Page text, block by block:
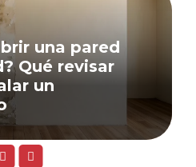
una pared
Qué revisar
un